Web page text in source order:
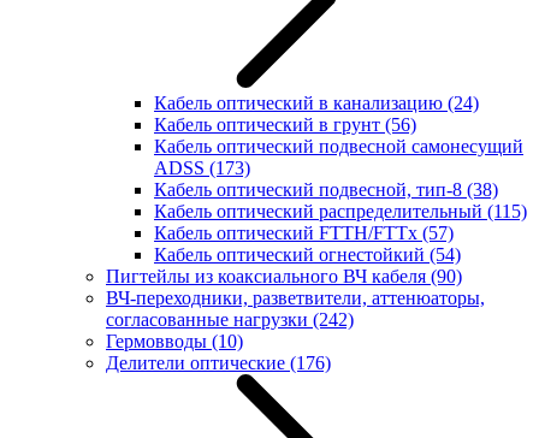
Кабель оптический в канализацию (24)
Кабель оптический в грунт (56)
Кабель оптический подвесной самонесущий
ADSS (173)
Кабель оптический подвесной, тип-8 (38)
Кабель оптический распределительный (115)
Кабель оптический FTTH/FTTx (57)
Кабель оптический огнестойкий (54)
Пигтейлы из коаксиального ВЧ кабеля (90)
ВЧ-переходники, разветвители, аттенюаторы,
согласованные нагрузки (242)
Гермовводы (10)
Делители оптические (176)